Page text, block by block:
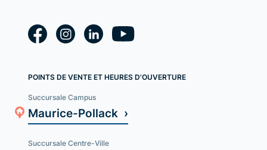
POINTS DE VENTE ET HEURES D'OUVERTURE
Succursale Campus
Maurice-Pollack ›
Succursale Centre-Ville